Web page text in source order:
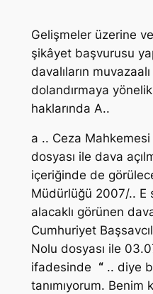
Gelişmeler üzerine
şikâyet başvurusu
davalıların
dolandırmaya
haklarında A..
a .. Ceza Mahkemesi
dosyası ile dava
içeriğinde de
Müdürlüğü 2007/.. E
alacaklı görünen
Cumhuriyet
Nolu dosyası ile
ifadesinde “ .. diye
tanımıyorum. Benim